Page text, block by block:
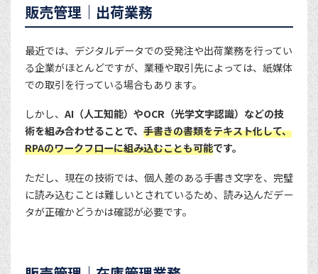
販売管理｜出荷業務
最近では、デジタルデータでの受発注や出荷業務を行ってい
る企業がほとんどですが、業種や取引先によっては、紙媒体
での取引を行っている場合もあります。
しかし、 AI（人工知能）やOCR（光学文字認識）などの技
術を組み合わせることで、 手書きの書類をテキスト化して、
RPAのワークフローに組み込むことも可能です。
ただし、現在の技術では、個人差のある手書き文字を、完璧
に読み込むことは難しいとされているため、読み込んだデー
タが正確かどうかは確認が必要です。